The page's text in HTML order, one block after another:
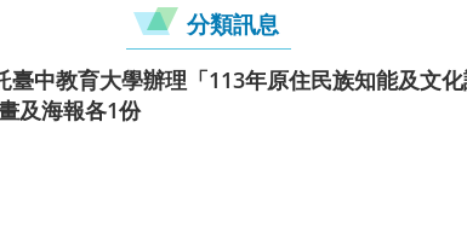
分類訊息
中教育大學辦理「113年原住民族知能及文
及海報各1份